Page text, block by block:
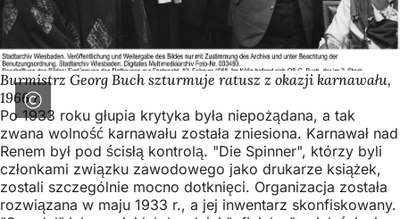
Burmistrz Georg Buch szturmuje ratusz z okazji karnawału,
1966 r.
Po 1933 roku głupia krytyka była niepożądana, a tak
zwana wolność karnawału została zniesiona. Karnawał nad
Renem był pod ścisłą kontrolą. "Die Spinner", którzy byli
członkami związku zawodowego jako drukarze książek,
zostali szczególnie mocno dotknięci. Organizacja została
rozwiązana w maju 1933 r., a jej inwentarz skonfiskowany.